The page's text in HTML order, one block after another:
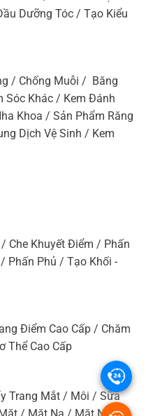
Dưỡng Tóc / Tạo Kiểu
/ Chống Muỗi / Băng
Sóc Khác / Kem Đánh
Khoa / Sản Phẩm Răng
Dịch Vệ Sinh / Kem
Che Khuyết Điểm / Phấn
Phấn Phủ / Tạo Khối -
Điểm Cao Cấp / Chăm
Thể Cao Cấp
Trang Mắt / Môi / Sữa
.